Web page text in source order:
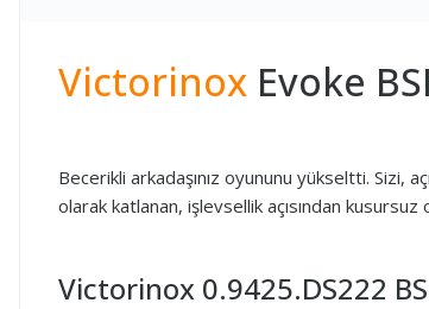
Victorinox Evoke
Becerikli arkadaşınız oyununu yükseltti. Sizi,
olarak katlanan, işlevsellik açısından
Victorinox 0.9425.DS222